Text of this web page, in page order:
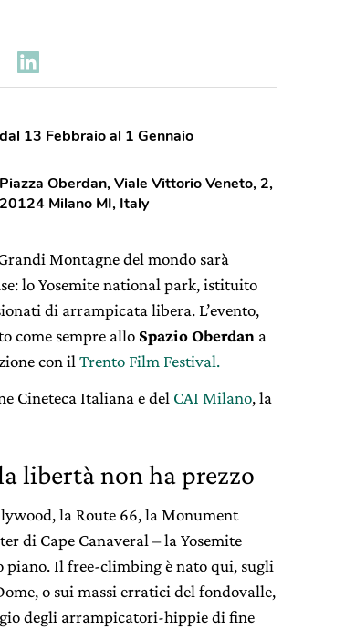
dal 13 Febbraio al 1 Gennaio
Piazza Oberdan, Viale Vittorio Veneto, 2,
20124 Milano MI, Italy
Montagne del mondo sarà
lo Yosemite national park, istituito
di arrampicata libera. L’evento,
come sempre allo Spazio Oberdan a
con il Trento Film Festival.
Cineteca Italiana e del CAI Milano, la
libertà non ha prezzo
la Route 66, la Monument
di Cape Canaveral – la Yosemite
Il free-climbing è nato qui, sugli
o sui massi erratici del fondovalle,
degli arrampicatori-hippie di fine